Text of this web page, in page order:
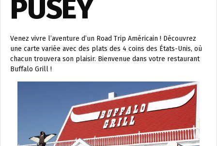
PUSEY
Venez vivre l’aventure d’un Road Trip Américain ! Découvrez
une carte variée avec des plats des 4 coins des États-Unis, où
chacun trouvera son plaisir. Bienvenue dans votre restaurant
Buffalo Grill !